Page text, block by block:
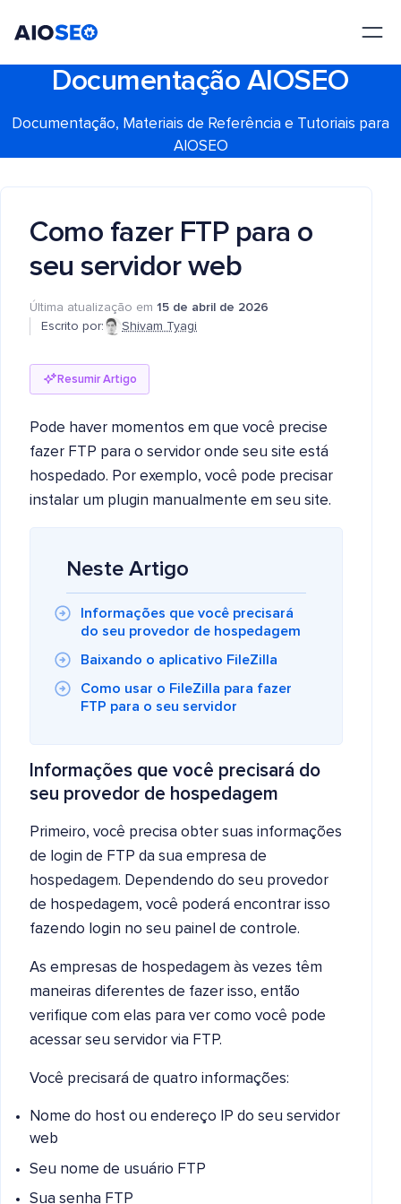
Documentação AIOSEO
Documentação, Materiais de Referência e Tutoriais para
AIOSEO
Como fazer FTP para o
seu servidor web
Última atualização em 15 de abril de 2026
Escrito por:
Shivam Tyagi
Resumir Artigo
Pode haver momentos em que você precise
fazer FTP para o servidor onde seu site está
hospedado. Por exemplo, você pode precisar
instalar um plugin manualmente em seu site.
Neste Artigo
Informações que você precisará
do seu provedor de hospedagem
Baixando o aplicativo FileZilla
Como usar o FileZilla para fazer
FTP para o seu servidor
Informações que você precisará do
seu provedor de hospedagem
Primeiro, você precisa obter suas informações
de login de FTP da sua empresa de
hospedagem. Dependendo do seu provedor
de hospedagem, você poderá encontrar isso
fazendo login no seu painel de controle.
As empresas de hospedagem às vezes têm
maneiras diferentes de fazer isso, então
verifique com elas para ver como você pode
acessar seu servidor via FTP.
Você precisará de quatro informações:
Nome do host ou endereço IP do seu servidor
web
Seu nome de usuário FTP
Sua senha FTP